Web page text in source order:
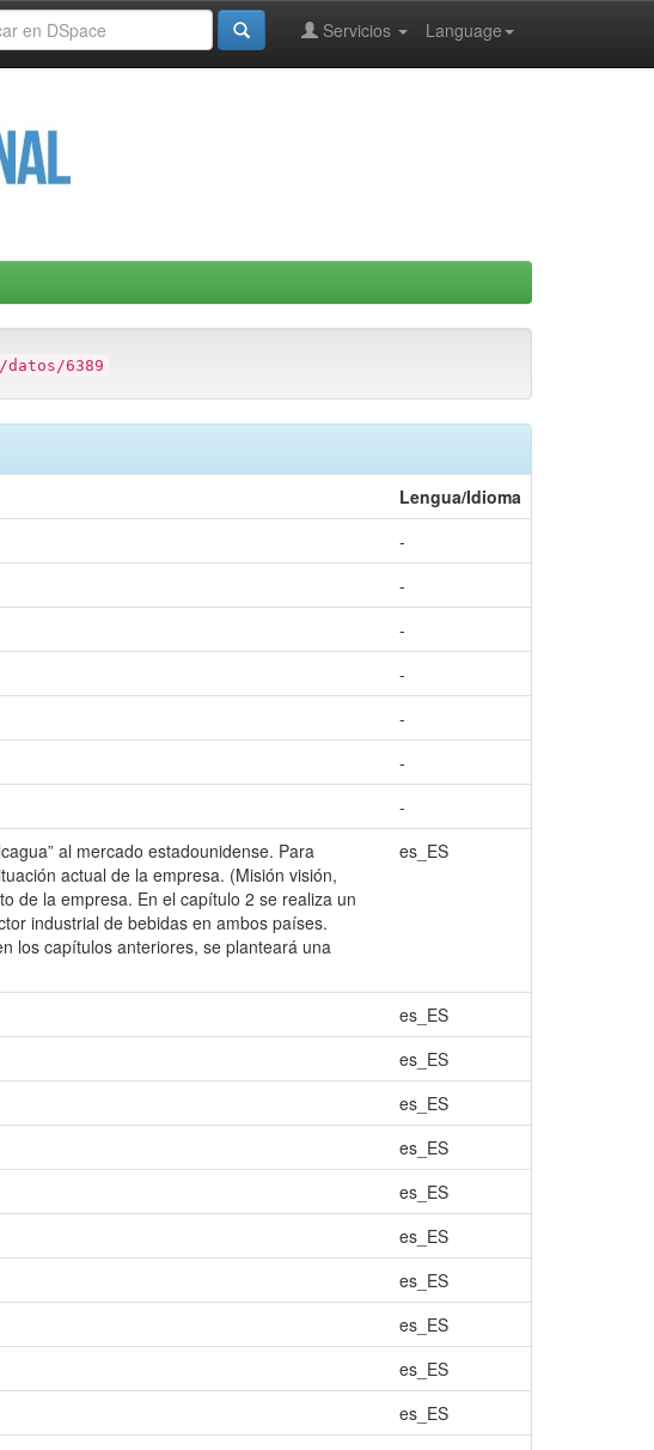
Language
Servicios
6389
Lengua/Idioma
-
-
-
-
-
-
-
al mercado estadounidense. Para
actual de la empresa. (Misión visión,
de la empresa. En el capítulo 2 se realiza un
industrial de bebidas en ambos países.
los capítulos anteriores, se planteará una
es_ES
es_ES
es_ES
es_ES
es_ES
es_ES
es_ES
es_ES
es_ES
es_ES
es_ES